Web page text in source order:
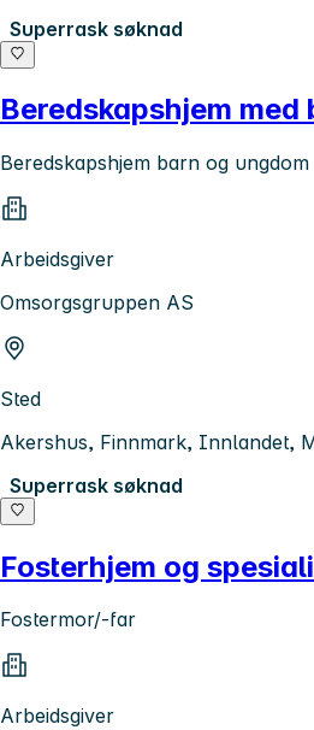
Superrask søknad
Beredskapshjem
Beredskapshjem barn og ungdom
Arbeidsgiver
Omsorgsgruppen AS
Sted
Akershus, Finnmark, Innlandet,
Superrask søknad
Fosterhjem og
Fostermor/-far
Arbeidsgiver